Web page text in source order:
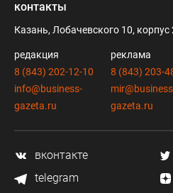
контакты
Казань, Лобачевского 10, корпус
редакция
8 (843) 202-12-10
info@business-
gazeta.ru
реклама
8 (843) 203-
gazeta.ru
вконтакте
telegram